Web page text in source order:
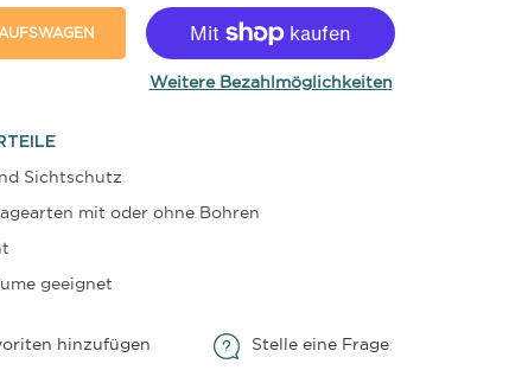
Weitere Bezahlmöglichkeiten
Sichtschutz
mit oder ohne Bohren
geeignet
hinzufügen Stelle eine Frage